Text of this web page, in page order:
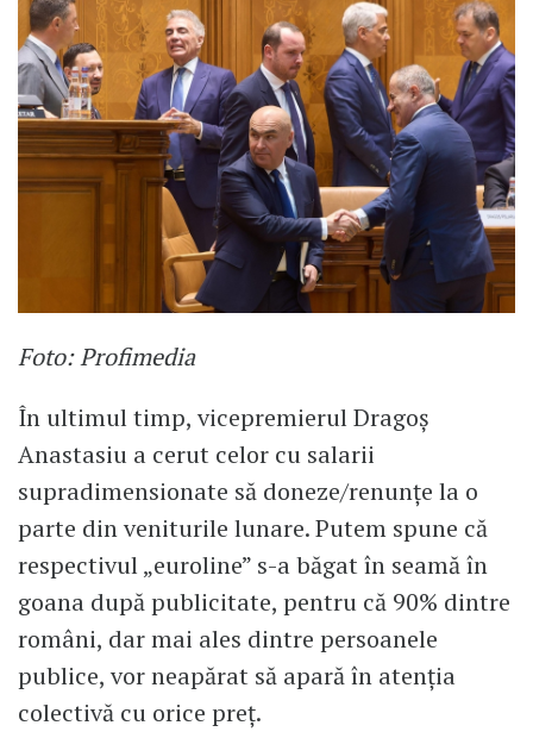
Foto: Profimedia
​În ultimul timp, vicepremierul Dragoș
Anastasiu a cerut celor cu salarii
supradimensionate să doneze/renunțe la o
parte din veniturile lunare. Putem spune că
respectivul „euroline” s-a băgat în seamă în
goana după publicitate, pentru că 90% dintre
români, dar mai ales dintre persoanele
publice, vor neapărat să apară în atenția
colectivă cu orice preț.